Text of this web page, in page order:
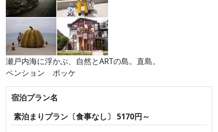
瀬戸内海に浮かぶ、自然とARTの島。直島。
ペンション ポッケ
宿泊プラン名
素泊まりプラン〔食事なし〕 5170円～